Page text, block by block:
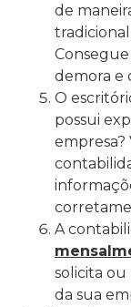
de
demora e
O
possui
empresa?
A
solicita
da sua